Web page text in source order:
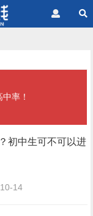
率！
初中生可不可以进
14